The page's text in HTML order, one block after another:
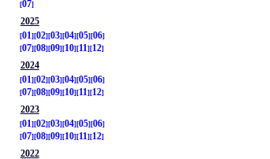
07
2025
01
02 03 04 05 06
07 08 09 10 11
12
2024
01
02 03 04 05 06
07 08 09 10 11
12
2023
01
02 03 04 05 06
07 08 09 10 11
12
2022